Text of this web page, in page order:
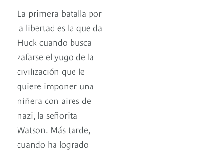
La primera batalla por
la libertad es la que da
Huck cuando busca
zafarse el yugo de la
civilización que le
quiere imponer una
niñera con aires de
nazi, la señorita
Watson. Más tarde,
cuando ha logrado